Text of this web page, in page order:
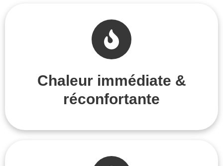
Chaleur immédiate &
réconfortante